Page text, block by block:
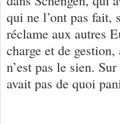
qui ne l’ont pas fait,
réclame aux autres
charge et de
n’est pas le sien.
avait pas de quoi